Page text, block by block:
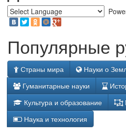
Популярные
Страны мира
Науки о
Гуманитарные науки
Культура и образование
Наука и технология